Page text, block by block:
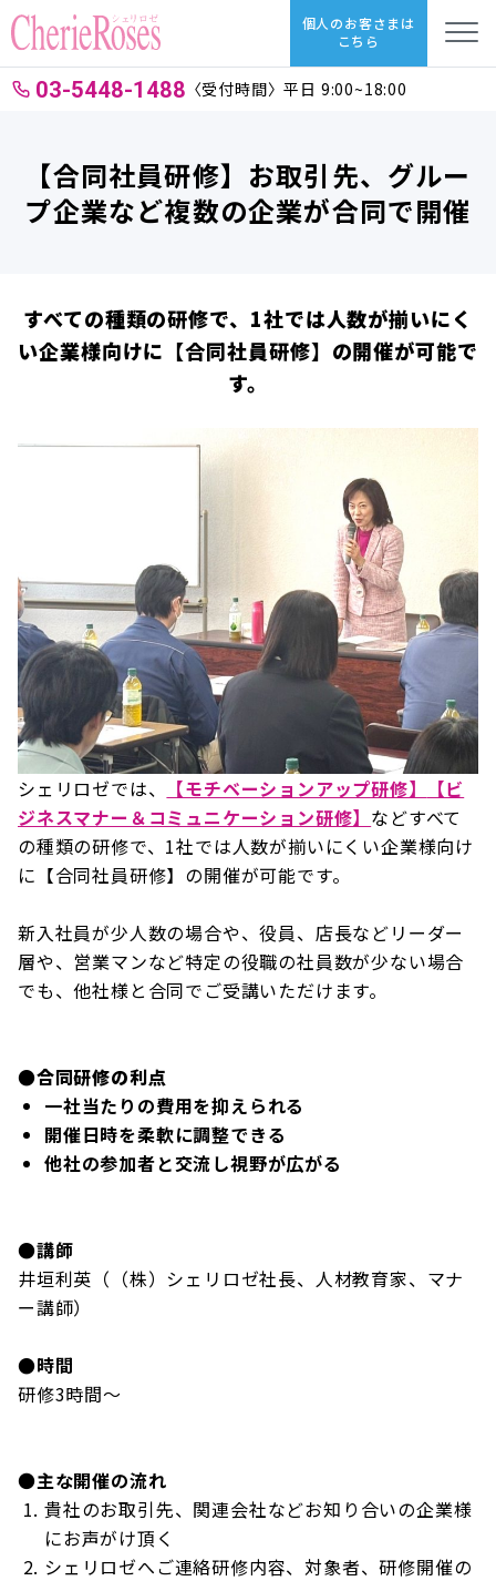
個人のお客さまは
こちら
03-5448-1488 〈受付時間〉平日 9:00~18:00
【合同社員研修】お取引先、グルー
プ企業など複数の企業が合同で開催
すべての種類の研修で、1社では人数が揃いにく
い企業様向けに【合同社員研修】の開催が可能で
す。
シェリロゼでは、 【モチベーションアップ研修】
【ビ
ジネスマナー＆コミュニケーション研修】 などすべて
の種類の研修で、1社では人数が揃いにくい企業様向け
に【合同社員研修】の開催が可能です。
新入社員が少人数の場合や、役員、店長などリーダー
層や、営業マンなど特定の役職の社員数が少ない場合
でも、他社様と合同でご受講いただけます。
●合同研修の利点
一社当たりの費用を抑えられる
開催日時を柔軟に調整できる
他社の参加者と交流し視野が広がる
●講師
井垣利英（（株）シェリロゼ社長、人材教育家、マナ
ー講師）
●時間
研修3時間～
●主な開催の流れ
貴社のお取引先、関連会社などお知り合いの企業様
にお声がけ頂く
シェリロゼへご連絡研修内容、対象者、研修開催の